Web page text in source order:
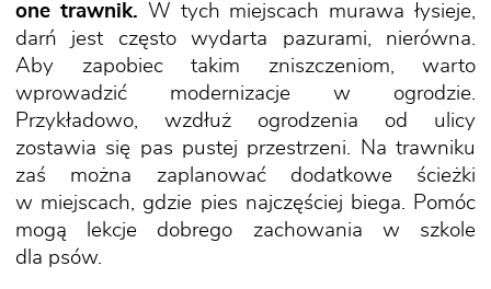
one trawnik. W tych miejscach murawa łysieje,
darń jest często wydarta pazurami, nierówna.
Aby zapobiec takim zniszczeniom, warto
wprowadzić modernizacje w ogrodzie.
Przykładowo, wzdłuż ogrodzenia od ulicy
zostawia się pas pustej przestrzeni. Na trawniku
zaś można zaplanować dodatkowe ścieżki
w miejscach, gdzie pies najczęściej biega. Pomóc
mogą lekcje dobrego zachowania w szkole
dla psów.